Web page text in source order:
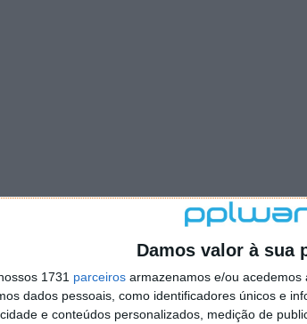
Damos valor à sua
1731 parceiros armazenamos e/ou
dados pessoais, como identificadores únicos e
e conteúdos personalizados, medição de